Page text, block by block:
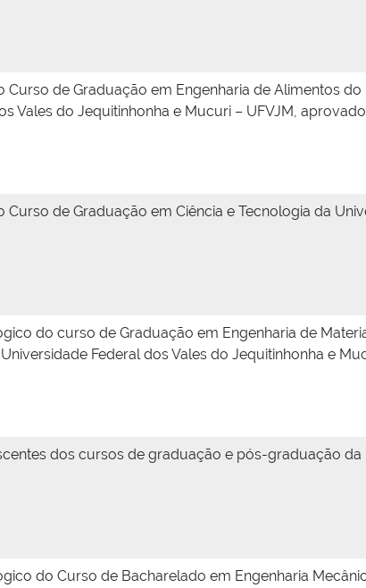
de Graduação em Engenharia de Alimentos do
Vales do Jequitinhonha e Mucuri – UFVJM,
de Graduação em Ciência e Tecnologia da
do curso de Graduação em Engenharia de
Federal dos Vales do Jequitinhonha e
dos cursos de graduação e pós-graduação da
do Curso de Bacharelado em Engenharia